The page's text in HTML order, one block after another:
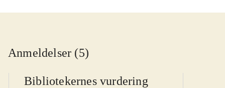
Anmeldelser (5)
Bibliotekernes vurdering